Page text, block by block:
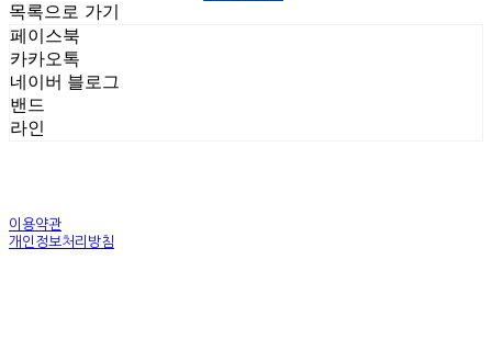
목록으로 가기
페이스북
카카오톡
네이버 블로그
밴드
라인
이용약관
개인정보처리방침